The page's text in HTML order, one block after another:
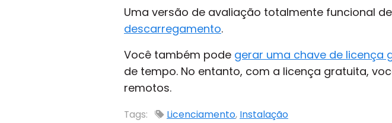
Uma versão de avaliação totalmente funcional
descarregamento.
Você também pode gerar uma chave de licença
de tempo. No entanto, com a licença gratuita,
remotos.
Tags: Licenciamento, Instalação